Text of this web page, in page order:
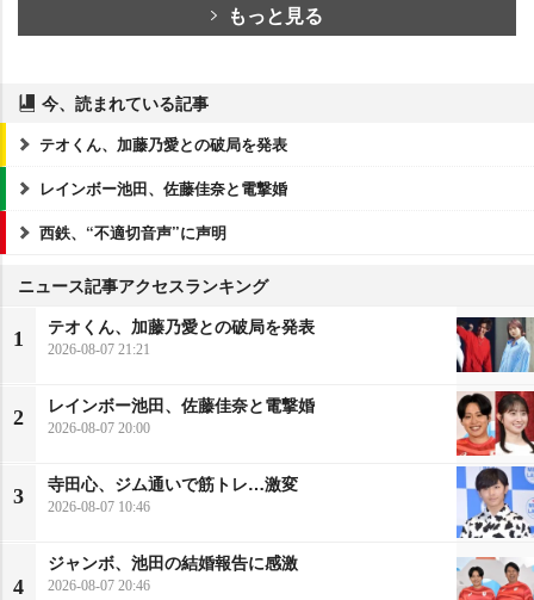
もっと見る
今、読まれている記事
テオくん、加藤乃愛との破局を発表
レインボー池田、佐藤佳奈と電撃婚
西鉄、“不適切音声”に声明
ニュース記事アクセスランキング
1
テオくん、加藤乃愛との破局を発表
2026-08-07 21:21
2
レインボー池田、佐藤佳奈と電撃婚
2026-08-07 20:00
3
寺田心、ジム通いで筋トレ…激変
2026-08-07 10:46
4
ジャンボ、池田の結婚報告に感激
2026-08-07 20:46